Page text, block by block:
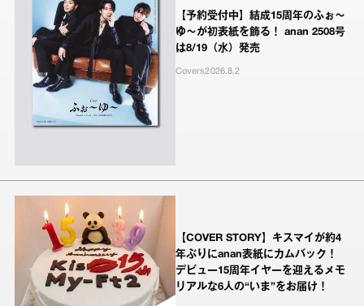
【予約受付中】結成15周年のふぉ～
ゆ～が初表紙を飾る！ anan 2508号
は8/19（水）発売
Covers2026.8.2
【COVER STORY】キスマイが約4
年ぶりにanan表紙にカムバック！
デビュー15周年イヤーを迎えるメモ
リアルな6人の“いま”をお届け！